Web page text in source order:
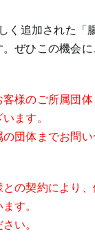
く追加された「
ぜひこの機会に
様のご所属団体
ます。
団体までお問い
の契約により
す。
い。